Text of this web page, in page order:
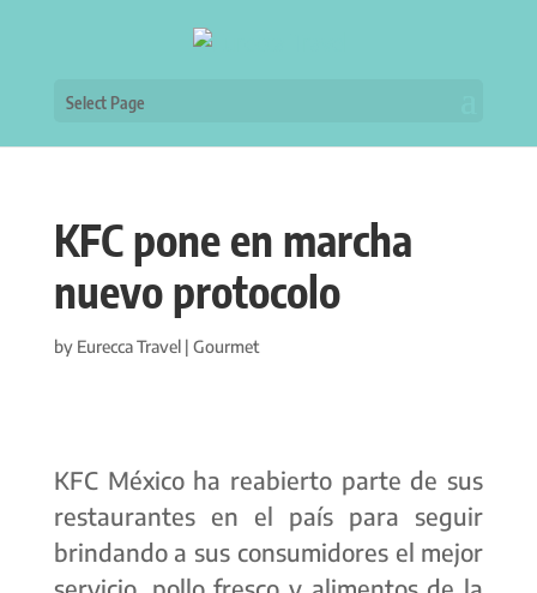
Select Page
KFC pone en marcha
nuevo protocolo
by Eurecca Travel| Gourmet
KFC México ha reabierto parte de sus
restaurantes en el país para seguir
brindando a sus consumidores el mejor